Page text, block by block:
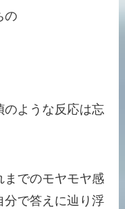
の
のような反応は忘
までのモヤモヤ感
分で答えに辿り浮